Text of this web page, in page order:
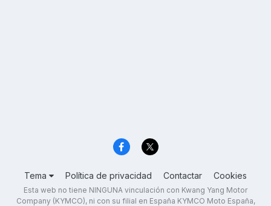
Tema Política de privacidad Contactar Cookies
Esta web no tiene NINGUNA vinculación con Kwang Yang Motor
Company (KYMCO), ni con su filial en España KYMCO Moto España,